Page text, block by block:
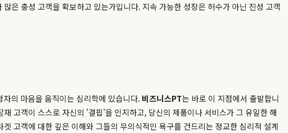
은 충성 고객을 확보하고 있는가입니다. 지속 가능한 성장은 허수가 아닌 진성 고객
의 마음을 움직이는 심리학에 있습니다. 비즈니스PT는 바로 이 지점에서 출발합니
고객이 스스로 자신의 '결핍'을 인지하고, 당신의 제품이나 서비스가 그 유일한 해
고객에 대한 깊은 이해와 그들의 무의식적인 욕구를 건드리는 정교한 심리적 설계